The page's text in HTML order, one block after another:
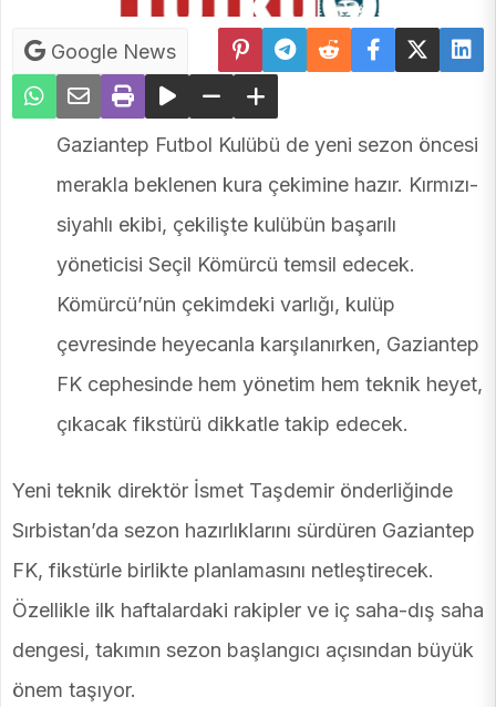
Google News
Gaziantep Futbol Kulübü de yeni sezon öncesi
merakla beklenen kura çekimine hazır. Kırmızı-
siyahlı ekibi, çekilişte kulübün başarılı
yöneticisi Seçil Kömürcü temsil edecek.
Kömürcü’nün çekimdeki varlığı, kulüp
çevresinde heyecanla karşılanırken, Gaziantep
FK cephesinde hem yönetim hem teknik heyet,
çıkacak fikstürü dikkatle takip edecek.
Yeni teknik direktör İsmet Taşdemir önderliğinde
Sırbistan’da sezon hazırlıklarını sürdüren Gaziantep
FK, fikstürle birlikte planlamasını netleştirecek.
Özellikle ilk haftalardaki rakipler ve iç saha-dış saha
dengesi, takımın sezon başlangıcı açısından büyük
önem taşıyor.